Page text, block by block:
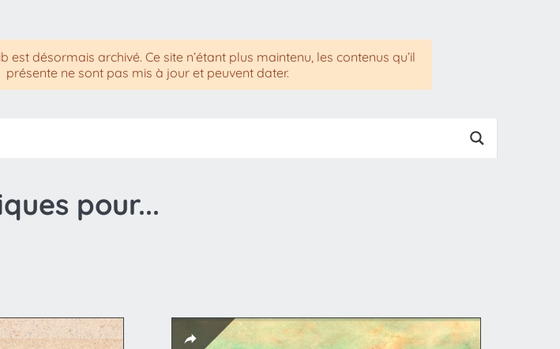
est désormais archivé. Ce site n’étant plus maintenu, les contenus qu’il
présente ne sont pas mis à jour et peuvent dater.
pour...